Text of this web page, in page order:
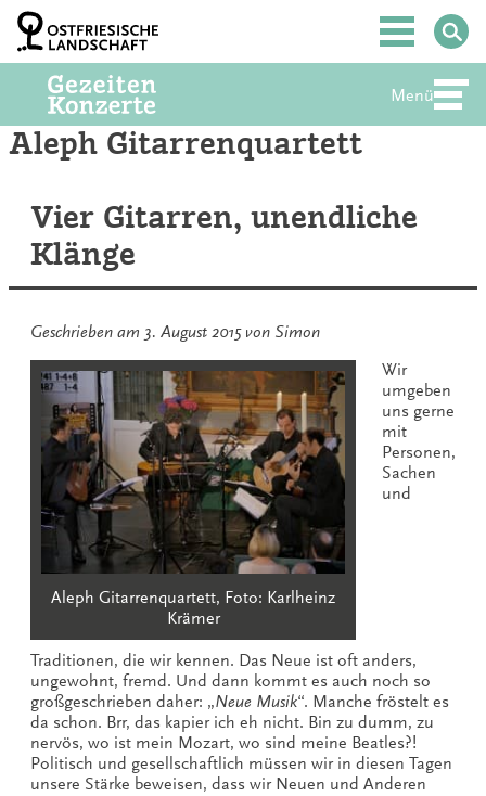
Zum
Inhalt
springen
Hauptmenü
Menü
Aleph Gitarrenquartett
Vier Gitarren, unendliche
Klänge
Geschrieben am 3. August 2015von Simon
Aleph Gitarrenquartett, Foto: Karlheinz
Krämer
Wir
umgeben
uns gerne
mit
Personen,
Sachen
und
Traditionen, die wir kennen. Das Neue ist oft anders,
ungewohnt, fremd. Und dann kommt es auch noch so
großgeschrieben daher: „Neue Musik“. Manche fröstelt es
da schon. Brr, das kapier ich eh nicht. Bin zu dumm, zu
nervös, wo ist mein Mozart, wo sind meine Beatles?!
Politisch und gesellschaftlich müssen wir in diesen Tagen
unsere Stärke beweisen, dass wir Neuen und Anderen